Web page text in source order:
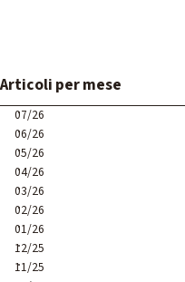
Salta blocco Articoli per mese
Articoli per mese
07/26
06/26
05/26
04/26
03/26
02/26
01/26
12/25
11/25